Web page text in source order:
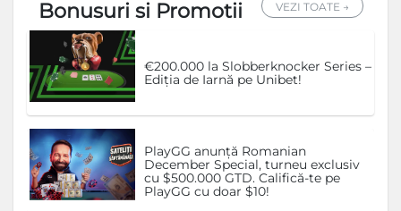
Bonusuri si Promotii VEZI TOATE →
€200.000 la Slobberknocker Series –
Ediția de Iarnă pe Unibet!
PlayGG anunță Romanian
December Special, turneu exclusiv
cu $500.000 GTD. Califică-te pe
PlayGG cu doar $10!